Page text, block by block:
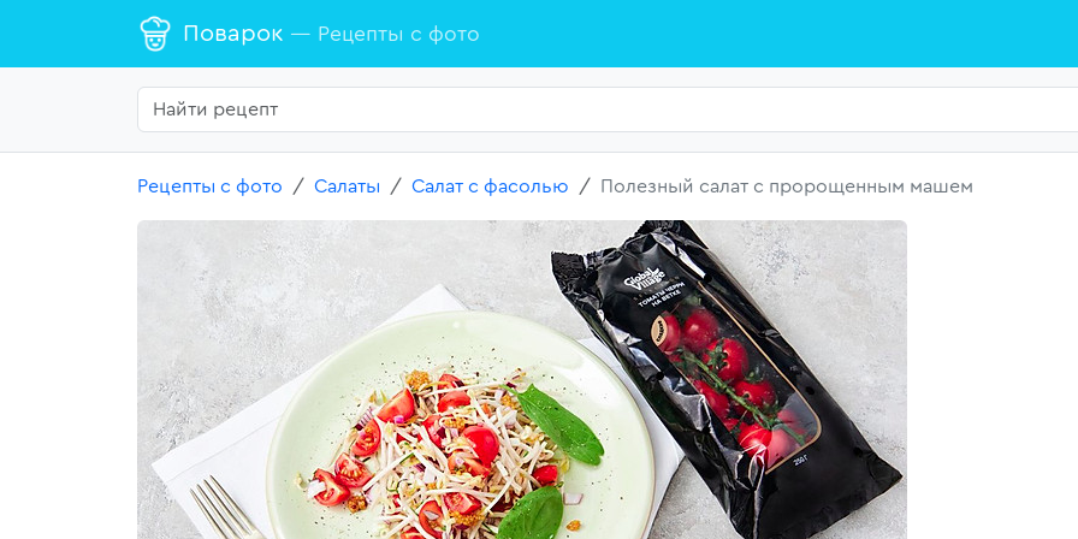
Поварок — Рецепты с фото
Рецепты с фото Салаты Салат с фасолью Полезный салат с пророщенным машем